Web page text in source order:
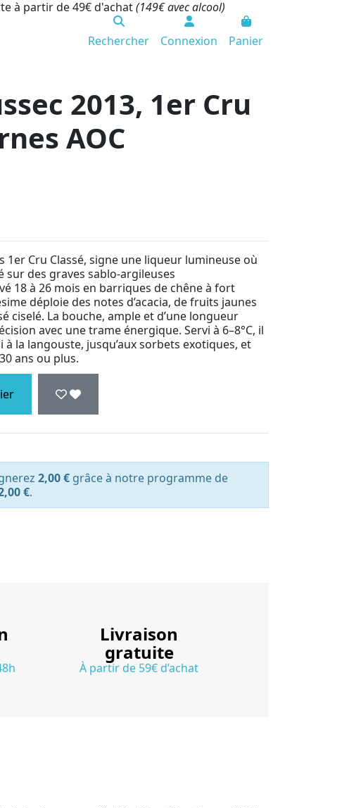
à partir de 49€ d'achat(149€ avec alcool)
Rechercher Connexion
Panier
2013, 1er Cru
AOC
1er Cru Classé, signe une liqueur lumineuse où
sur des graves sablo-argileuses
18 à 26 mois en barriques de chêne à fort
déploie des notes d’acacia, de fruits jaunes
ciselé. La bouche, ample et d’une longueur
avec une trame énergique. Servi à 6–8°C, il
à la langouste, jusqu’aux sorbets exotiques, et
ans ou plus.
2,00 € grâce à notre programme de
€.
Livraison
gratuite
À partir de 59€ d’achat